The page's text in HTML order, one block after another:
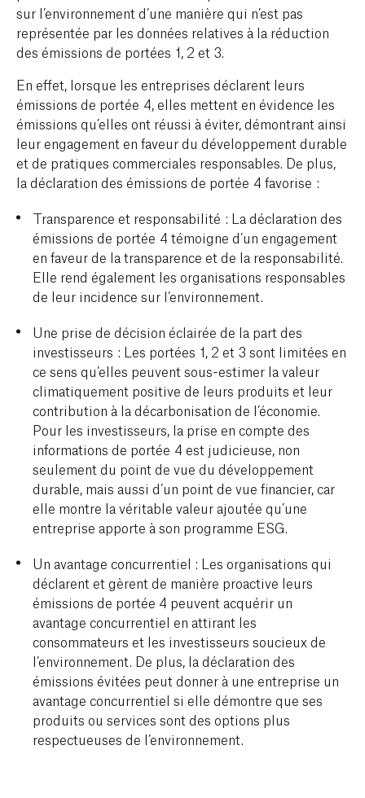
sur l’environnement d’une manière qui n’est pas
représentée par les données relatives à la réduction
des émissions de portées 1, 2 et 3.
En effet, lorsque les entreprises déclarent leurs
émissions de portée 4, elles mettent en évidence les
émissions qu’elles ont réussi à éviter, démontrant ainsi
leur engagement en faveur du développement durable
et de pratiques commerciales responsables. De plus,
la déclaration des émissions de portée 4 favorise :
Transparence et responsabilité : La déclaration des
émissions de portée 4 témoigne d’un engagement
en faveur de la transparence et de la responsabilité.
Elle rend également les organisations responsables
de leur incidence sur l’environnement.
Une prise de décision éclairée de la part des
investisseurs : Les portées 1, 2 et 3 sont limitées en
ce sens qu’elles peuvent sous-estimer la valeur
climatiquement positive de leurs produits et leur
contribution à la décarbonisation de l’économie.
Pour les investisseurs, la prise en compte des
informations de portée 4 est judicieuse, non
seulement du point de vue du développement
durable, mais aussi d’un point de vue financier, car
elle montre la véritable valeur ajoutée qu’une
entreprise apporte à son programme ESG.
Un avantage concurrentiel : Les organisations qui
déclarent et gèrent de manière proactive leurs
émissions de portée 4 peuvent acquérir un
avantage concurrentiel en attirant les
consommateurs et les investisseurs soucieux de
l’environnement. De plus, la déclaration des
émissions évitées peut donner à une entreprise un
avantage concurrentiel si elle démontre que ses
produits ou services sont des options plus
respectueuses de l’environnement.